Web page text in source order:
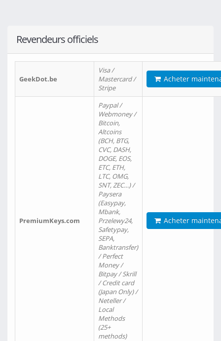
Revendeurs officiels
GeekDot.be
Visa /
Mastercard /
Stripe
Acheter
PremiumKeys.com
Paypal /
Webmoney /
Bitcoin,
Altcoins
(BCH, BTG,
CVC, DASH,
DOGE, EOS,
ETC, ETH,
LTC, OMG,
SNT, ZEC…) /
Paysera
(Easypay,
Mbank,
Przelewy24,
Safetypay,
SEPA,
Banktransfer)
/ Perfect
Money /
Bitpay / Skrill
/ Credit card
(Japan Only) /
Neteller /
Local
Methods
(25+
methods)
Acheter